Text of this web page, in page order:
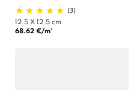
(3)
12.5 X 12.5 cm
68.62 €/m²